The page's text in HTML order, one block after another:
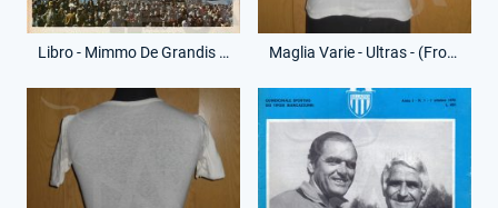
Libro - Mimmo De Grandis - S.S.Lazio - Epopee e travagli biancazzurri Maglia Varie - Ultras - (Fronte)